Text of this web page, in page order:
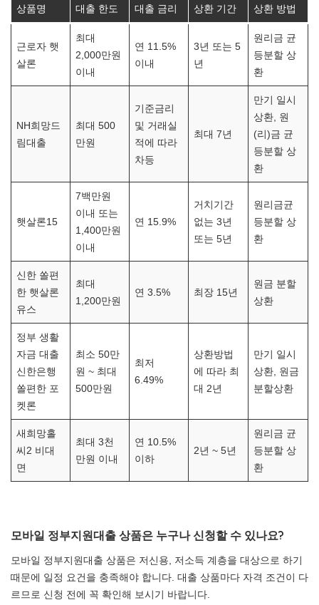
상품명 대출 한도 대출 금리 상환 기간 상환 방법
근로자 햇
살론
최대
2,000만원
이내
연 11.5%
이내
3년 또는 5
년
원리금 균
등분할 상
환
NH희망드
림대출
최대 500
만원
기준금리
및 거래실
적에 따라
차등
최대 7년
만기 일시
상환, 원
(리)금 균
등분할 상
환
햇살론15
7백만원
이내 또는
1,400만원
이내
연 15.9%
거치기간
없는 3년
또는 5년
원리금균
등분할 상
환
신한 쏠편
한 햇살론
유스
최대
1,200만원
연 3.5% 최장 15년
원금 분할
상환
정부 생활
자금 대출
신한은행
쏠편한 포
켓론
최소 50만
원 ~ 최대
500만원
최저
6.49%
상환방법
에 따라 최
대 2년
만기 일시
상환, 원금
분할상환
새희망홀
씨2 비대
면
최대 3천
만원 이내
연 10.5%
이하
2년 ~ 5년
원리금 균
등분할 상
환
모바일 정부지원대출 상품은 누구나 신청할 수 있나요?
모바일 정부지원대출 상품은 저신용, 저소득 계층을 대상으로 하기
때문에 일정 요건을 충족해야 합니다. 대출 상품마다 자격 조건이 다
르므로 신청 전에 꼭 확인해 보시기 바랍니다.